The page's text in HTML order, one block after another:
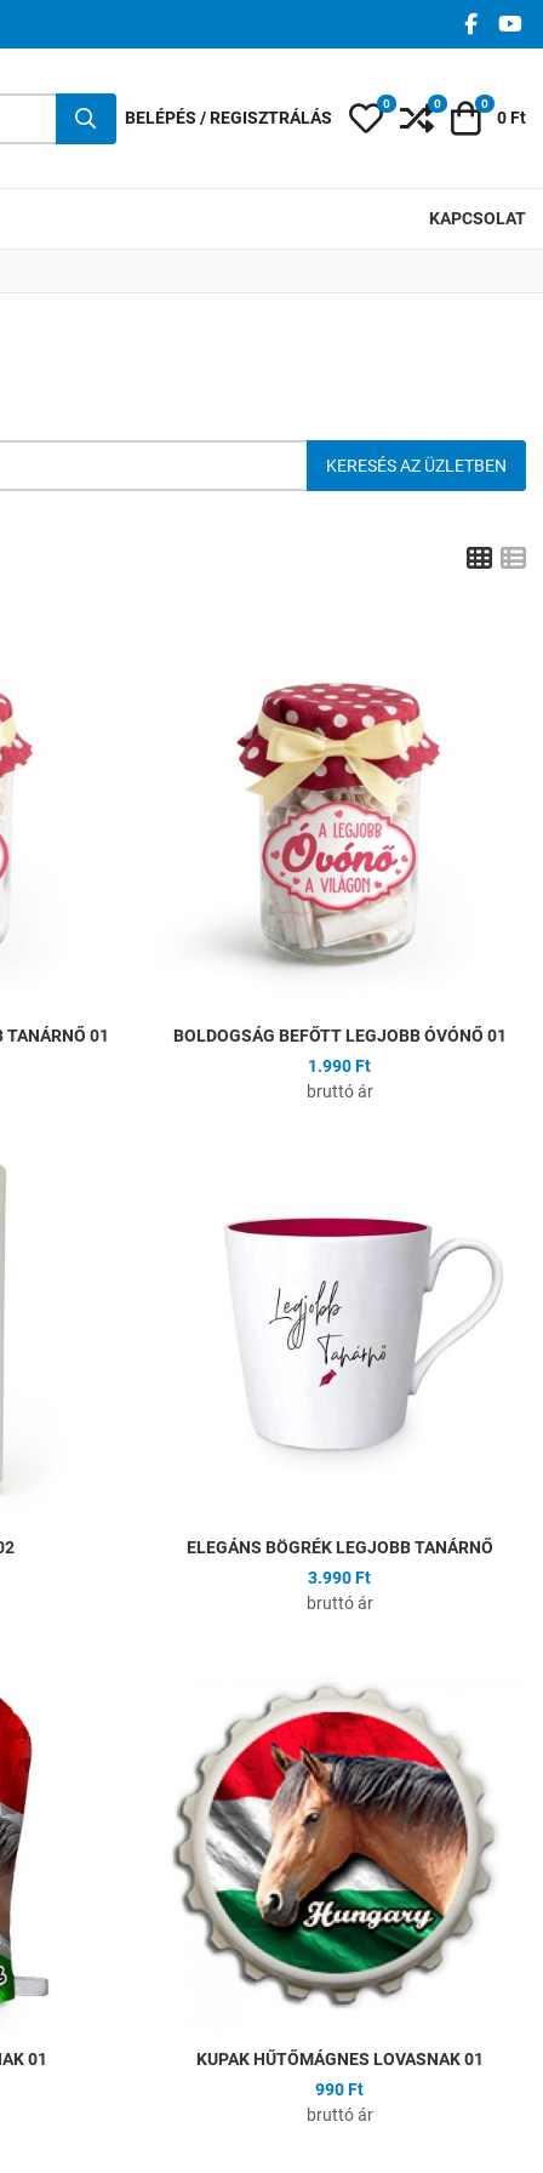
BELÉPÉS / REGISZTRÁLÁS Kedvencek
0 0 Kosár
0
0 Ft
KAPCSOLAT
Grid
TANÁRNŐ 01
BOLDOGSÁG BEFŐTT LEGJOBB ÓVÓNŐ 01
1.990 Ft
bruttó ár
Összehasonlítás
ELEGÁNS BÖGRÉK LEGJOBB TANÁRNŐ
3.990 Ft
bruttó ár
Hozzáadás a kívánságlistához
Összehasonlítás
Gyors nézet
01
KUPAK HŰTŐMÁGNES LOVASNAK 01
990 Ft
bruttó ár